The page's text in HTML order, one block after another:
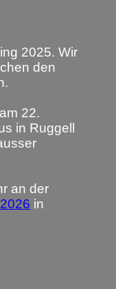
2025. Wir
den
22.
in Ruggell
an der
in